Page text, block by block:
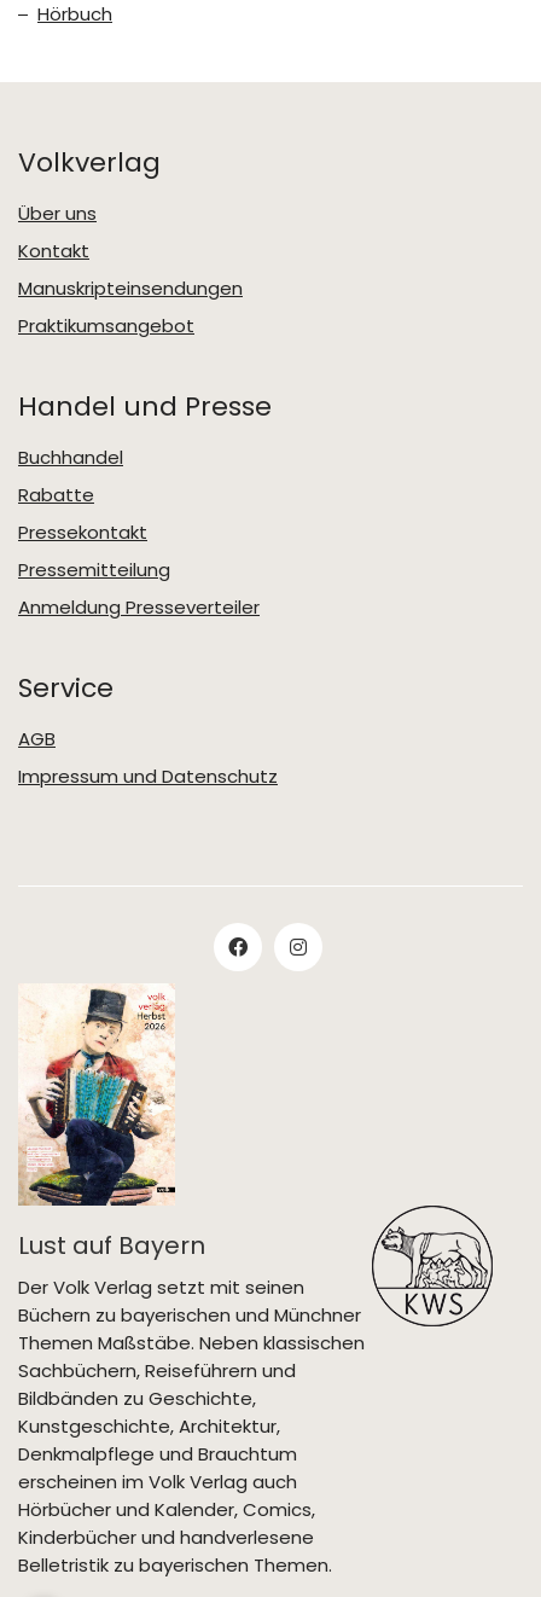
Hörbuch
Volkverlag
Über uns
Kontakt
Manuskripteinsendungen
Praktikumsangebot
Handel und Presse
Buchhandel
Rabatte
Pressekontakt
Pressemitteilung
Anmeldung Presseverteiler
Service
AGB
Impressum und Datenschutz
Lust auf Bayern
Der Volk Verlag setzt mit seinen
Büchern zu bayerischen und Münchner
Themen Maßstäbe. Neben klassischen
Sachbüchern, Reiseführern und
Bildbänden zu Geschichte,
Kunstgeschichte, Architektur,
Denkmalpflege und Brauchtum
erscheinen im Volk Verlag auch
Hörbücher und Kalender, Comics,
Kinderbücher und handverlesene
Belletristik zu bayerischen Themen.